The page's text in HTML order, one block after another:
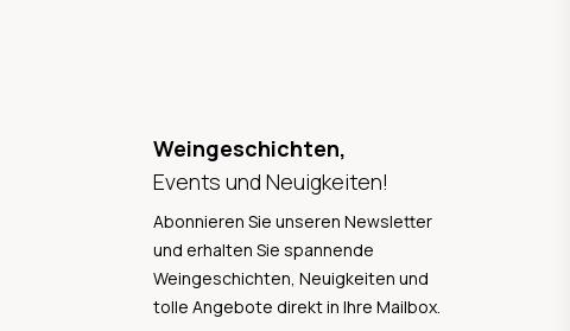
Weingeschichten,
Events und Neuigkeiten!
Abonnieren Sie unseren Newsletter
und erhalten Sie spannende
Weingeschichten, Neuigkeiten und
tolle Angebote direkt in Ihre Mailbox.